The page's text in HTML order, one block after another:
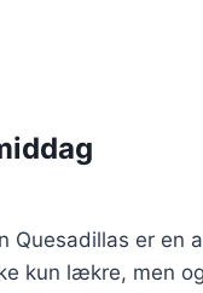
Quesadillas er en
kun lækre, men